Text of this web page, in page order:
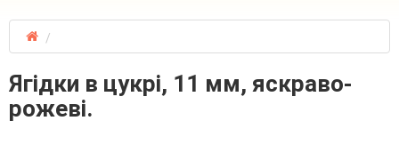
Ягідки в цукрі, 11 мм, яскраво-
рожеві.